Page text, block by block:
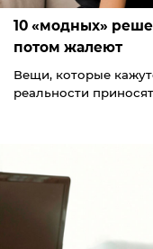
10 «модных»
потом жалеют
Вещи, которые
реальности